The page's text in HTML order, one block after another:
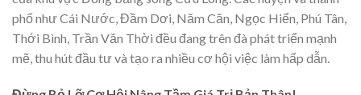
phố như Cái Nước, Đầm Dơi, Năm Căn, Ngọc Hiển, Phú Tân,
Thới Bình, Trần Văn Thời đều đang trên đà phát triển mạnh
mẽ, thu hút đầu tư và tạo ra nhiều cơ hội việc làm hấp dẫn.